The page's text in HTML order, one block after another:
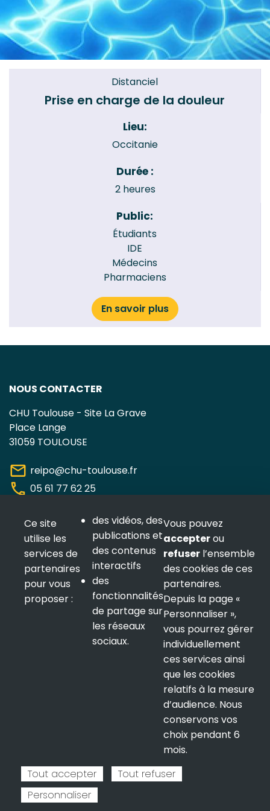
Distanciel
Prise en charge de la douleur
Lieu:
Occitanie
Durée :
2 heures
Public:
Étudiants
IDE
Médecins
Pharmaciens
En savoir plus
NOUS CONTACTER
CHU Toulouse - Site La Grave
Place Lange
31059 TOULOUSE
mail reipo@chu-toulouse.fr
phone 05 61 77 62 25
NOUS SUIVRE
LETTRE D'INFORMATION
Ce site
utilise les
services de
partenaires
pour vous
proposer :
des vidéos, des
publications et
des contenus
interactifs
des
fonctionnalités
de partage sur
les réseaux
sociaux.
Vous pouvez
accepterou
refuser l’ensemble
des cookies de ces
partenaires.
Depuis la page «
Personnaliser »,
vous pourrez gérer
individuellement
ces services ainsi
que les cookies
relatifs à la mesure
d’audience. Nous
conservons vos
choix pendant 6
mois.
Tout accepter
Tout refuser
Personnaliser